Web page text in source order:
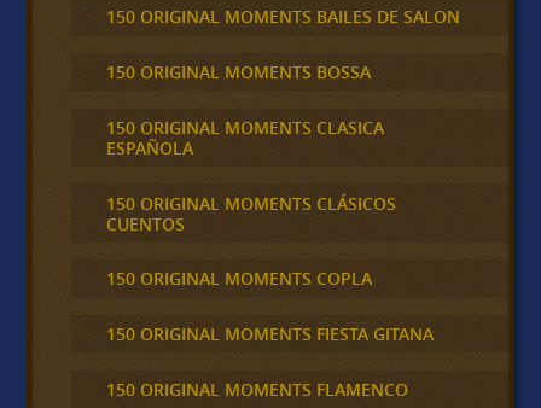
150 ORIGINAL MOMENTS BAILES DE SALON
150 ORIGINAL MOMENTS BOSSA
150 ORIGINAL MOMENTS CLASICA
ESPAÑOLA
150 ORIGINAL MOMENTS CLÁSICOS
CUENTOS
150 ORIGINAL MOMENTS COPLA
150 ORIGINAL MOMENTS FIESTA GITANA
150 ORIGINAL MOMENTS FLAMENCO